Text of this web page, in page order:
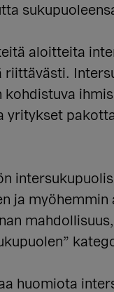
aloitteita
riittävästi.
ja
huomiota